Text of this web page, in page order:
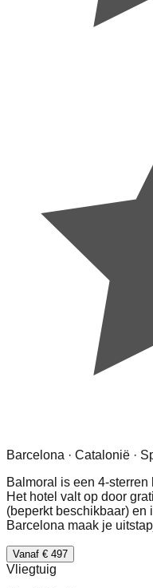
Barcelona · Catalonië ·
Balmoral is een 4-
Het hotel valt op door
(beperkt beschikbaar) en
Barcelona maak je
Vanaf € 497
Vliegtuig